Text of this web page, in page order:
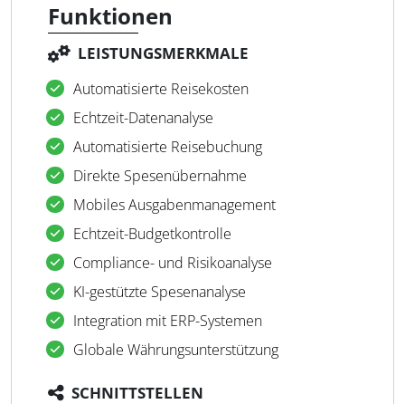
Funktionen
LEISTUNGSMERKMALE
Automatisierte Reisekosten
Echtzeit-Datenanalyse
Automatisierte Reisebuchung
Direkte Spesenübernahme
Mobiles Ausgabenmanagement
Echtzeit-Budgetkontrolle
Compliance- und Risikoanalyse
KI-gestützte Spesenanalyse
Integration mit ERP-Systemen
Globale Währungsunterstützung
SCHNITTSTELLEN